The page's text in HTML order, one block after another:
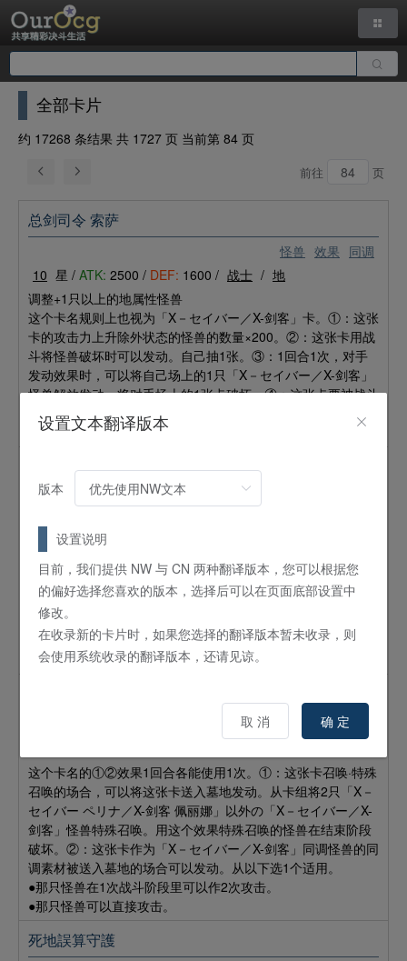
全部卡片
约 17268 条结果 共 1727 页 当前第 84 页
前往 页
怪兽 效果 同调
总剑司令 索萨
10 星 / ATK: 2500 / DEF: 1600 / 战士 / 地
调整+1只以上的地属性怪兽
这个卡名规则上也视为「X－セイバー／X-剑客」卡。①：这张
卡的攻击力上升除外状态的怪兽的数量×200。②：这张卡用战
斗将怪兽破坏时可以发动。自己抽1张。③：1回合1次，对手
发动效果时，可以将自己场上的1只「X－セイバー／X-剑客」
怪兽解放发动。将对手场上的1张卡破坏。④：这张卡要被战斗
·效果破坏的场合，可以将自己墓地的1张「セイバー／剑客•利
剑」卡除外作为代替。
X-剑士 布鲁诺
这个卡名的①②效果1回合各能使用1次。①：这张卡在手牌存
在的场合，可以从自己的手牌·场上（表侧表示）·墓地将1只这
张卡以外的地属性怪兽除外发动。将这张卡特殊召唤。②：这
张卡召唤·特殊召唤的场合可以发动。从自己的卡组·墓地将1张
「セイバー／剑客•利剑」魔法陷阱卡加入手牌。③：1回合1
次，对手的主要阶段以及战斗阶段可以发动。将包含这张卡的
自己场上的仅地属性怪兽作为素材来进行同调召唤。
怪兽
这个卡名的①②效果1回合各能使用1次。①：这张卡召唤·特殊
召唤的场合，可以将这张卡送入墓地发动。从卡组将2只「X－
セイバー ペリナ／X-剑客 佩丽娜」以外の「X－セイバー／X-
剑客」怪兽特殊召唤。用这个效果特殊召唤的怪兽在结束阶段
破坏。②：这张卡作为「X－セイバー／X-剑客」同调怪兽的同
调素材被送入墓地的场合可以发动。从以下选1个适用。
●那只怪兽在1次战斗阶段里可以作2次攻击。
●那只怪兽可以直接攻击。
死地誤算守護
设置文本翻译版本
版本
设置说明
目前，我们提供 NW 与 CN 两种翻译版本，您可以根据您
的偏好选择您喜欢的版本，选择后可以在页面底部设置中
修改。
在收录新的卡片时，如果您选择的翻译版本暂未收录，则
会使用系统收录的翻译版本，还请见谅。
取 消 确 定